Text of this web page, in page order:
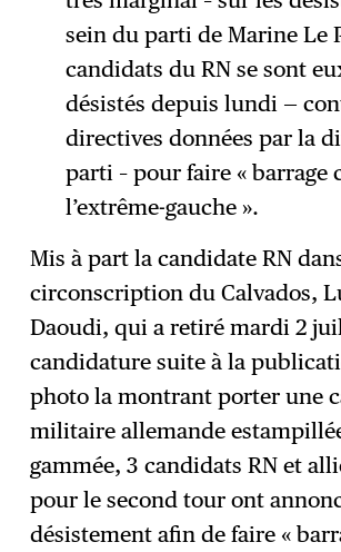
sein du parti de Marine Le
candidats du RN se sont
désistés depuis lundi —
directives données par la
parti – pour faire « barrage
l’extrême-gauche ».
Mis à part la candidate RN
circonscription du Calvados,
Daoudi, qui a retiré mardi 2
candidature suite à la
photo la montrant porter une
militaire allemande
gammée, 3 candidats RN et
pour le second tour ont
désistement afin de faire «